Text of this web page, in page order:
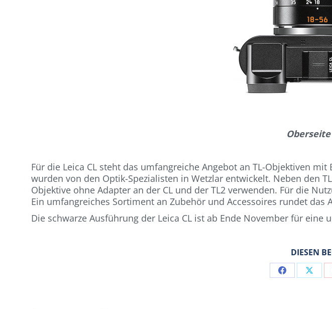
Für die Leica CL steht das umfangreiche Angebot an TL-Objektiven
wurden von den Optik-Spezialisten in Wetzlar entwickelt. Neben den
Objektive ohne Adapter an der CL und der TL2 verwenden. Für die
Ein umfangreiches Sortiment an Zubehör und Accessoires rundet das
Die schwarze Ausführung der Leica CL ist ab Ende November für
DIESEN
Share Share